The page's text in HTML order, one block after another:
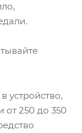
устройство,
от 250 до 350